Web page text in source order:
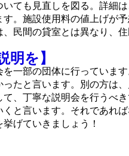
ても見直しを図る。詳細
。施設使用料の値上げが
民間の貸室とは異なり、
明を】
一部の団体に行っていま
たと言います。別の方は
、丁寧な説明会を行うべき
と言います。それであれ
げていきましょう！